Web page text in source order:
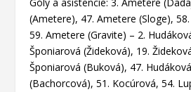
(Ametere), 47. Ametere (Sloge),
59. Ametere (Gravite) – 2.
Šponiarová (Žideková), 19.
Šponiarová (Buková), 47.
(Bachorcová), 51. Kocúrová, 54.